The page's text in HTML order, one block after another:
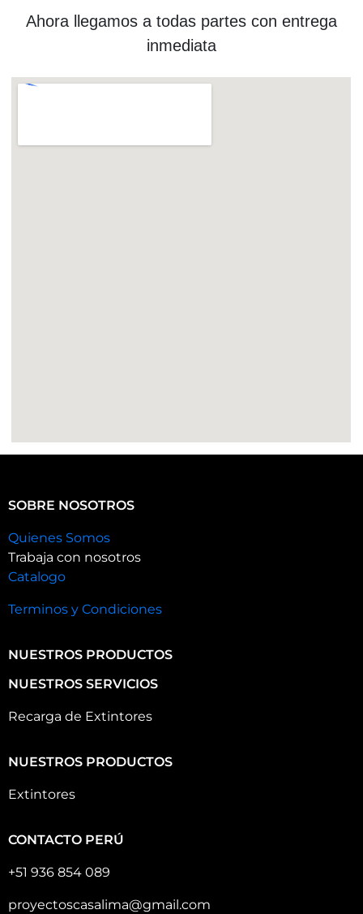
Ahora llegamos a todas partes con entrega
inmediata
SOBRE NOSOTROS
Quienes Somos
Trabaja con nosotros
Catalogo
Terminos y Condiciones
NUESTROS PRODUCTOS
NUESTROS SERVICIOS
Recarga de Extintores
NUESTROS PRODUCTOS
Extintores
CONTACTO PERÚ
+51 936 854 089
proyectoscasalima@gmail.com